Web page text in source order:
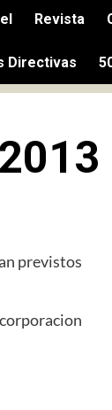
Revista
Directivas
previstos